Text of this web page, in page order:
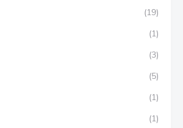
(19)
(1)
(3)
(5)
(1)
(1)